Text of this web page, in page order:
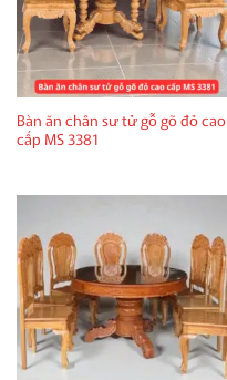
Bàn ăn chân sư tử gỗ gõ đỏ cao
cấp MS 3381